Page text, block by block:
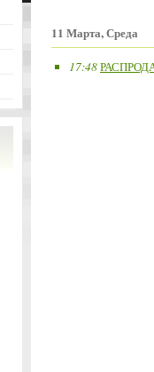
11 Марта, Среда
17:48